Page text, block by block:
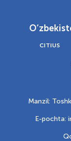
CITIUS
Manzil:
E-pochta: